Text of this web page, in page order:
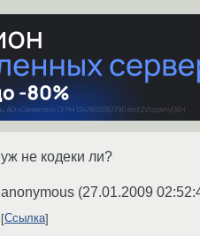
уж не кодеки ли?
anonymous (27.01.2009
Ссылка